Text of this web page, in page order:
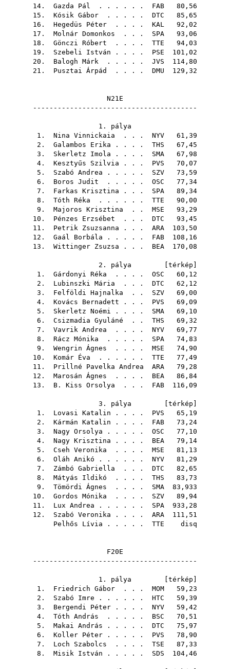
14. Gazda Pál . . . . . . FAB 80,56
15. Kósik Gábor . . . . . DTC 85,65
16. Hegedüs Péter . . . . KAL 92,02
17. Molnár Domonkos . . . SPA 93,06
18. Gönczi Róbert . . . . TTE 94,03
19. Szebeli István . . . . PSE 101,02
20. Balogh Márk . . . . . JVS 114,80
21. Pusztai Árpád . . . . DMU 129,32
N21E
----------------------------------------
1. pálya
1. Nina Vinnickaia . . . NYV 61,39
2. Galambos Erika . . . . THS 67,45
3. Skerletz Imola . . . . SMA 67,98
4. Kesztyűs Szilvia . . . PVS 70,07
5. Szabó Andrea . . . . . SZV 73,59
6. Boros Judit . . . . . OSC 77,34
7. Farkas Krisztina . . . SPA 89,34
8. Tóth Réka . . . . . . TTE 90,00
9. Majoros Krisztina . . MSE 93,29
10. Pénzes Erzsébet . . . DTC 93,45
11. Petrik Zsuzsanna . . . ARA 103,50
12. Gaál Borbála . . . . . FAB 108,16
13. Wittinger Zsuzsa . . . BEA 170,08
2. pálya [ térkép
1. Gárdonyi Réka . . . . OSC 60,12
2. Lubinszki Mária . . . DTC 62,12
3. Felföldi Hajnalka . . SZV 69,00
4. Kovács Bernadett . . . PVS 69,09
5. Skerletz Noémi . . . . SMA 69,10
6. Csizmadia Gyuláné . . THS 69,32
7. Vavrik Andrea . . . . NYV 69,77
8. Rácz Mónika . . . . . SPA 74,83
9. Wengrin Ágnes . . . . MSE 74,90
10. Komár Éva . . . . . . TTE 77,49
11. Prillné Pavelka Andrea ARA 79,28
12. Marosán Ágnes . . . . BEA 86,84
13. B. Kiss Orsolya . . . FAB 116,09
3. pálya [ térkép
1. Lovasi Katalin . . . . PVS 65,19
2. Kármán Katalin . . . . FAB 73,24
3. Nagy Orsolya . . . . . OSC 77,10
4. Nagy Krisztina . . . . BEA 79,14
5. Cseh Veronika . . . . MSE 81,13
6. Oláh Anikó . . . . . . NYV 81,29
7. Zámbó Gabriella . . . DTC 82,65
8. Mátyás Ildikó . . . . THS 83,73
9. Tömördi Ágnes . . . . SMA 83,933
10. Gordos Mónika . . . . SZV 89,94
11. Lux Andrea . . . . . . SPA 933,28
12. Szabó Veronika . . . . ARA 111,51
Pelhős Lívia . . . . . TTE disq
F20E
----------------------------------------
1. pálya [ térkép
1. Friedrich Gábor . . . MOM 59,23
2. Szabó Imre . . . . . . HTC 59,39
3. Bergendi Péter . . . . NYV 59,42
4. Tóth András . . . . . BSC 70,51
5. Makai András . . . . . DTC 75,97
6. Koller Péter . . . . . PVS 78,90
7. Loch Szabolcs . . . . TSE 87,33
8. Misik István . . . . . SDS 104,46